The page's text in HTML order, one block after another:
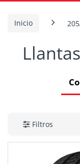
Inicio
Filtros